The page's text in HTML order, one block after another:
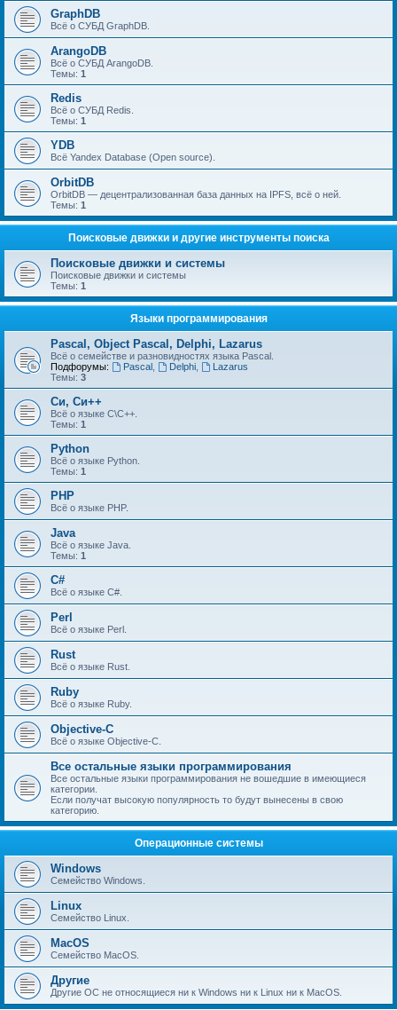
GraphDB
Всё о СУБД GraphDB.
ArangoDB
Всё о СУБД ArangoDB.
Темы: 1
Redis
Всё о СУБД Redis.
Темы: 1
YDB
Всё Yandex Database (Open source).
OrbitDB
OrbitDB — децентрализованная база данных на IPFS, всё о ней.
Темы: 1
Поисковые движки и другие инструменты поиска
Поисковые движки и системы
Поисковые движки и системы
Темы: 1
Языки программирования
Pascal, Object Pascal, Delphi, Lazarus
Всё о семействе и разновидностях языка Pascal.
Подфорумы:
Pascal, Delphi,
Lazarus
Темы: 3
Си, Си++
Всё о языке С\С++.
Темы: 1
Python
Всё о языке Python.
Темы: 1
PHP
Всё о языке PHP.
Java
Всё о языке Java.
Темы: 1
C#
Всё о языке C#.
Perl
Всё о языке Perl.
Rust
Всё о языке Rust.
Ruby
Всё о языке Ruby.
Objective-C
Всё о языке Objective-C.
Все остальные языки программирования
Все остальные языки программирования не вошедшие в имеющиеся
категории.
Если получат высокую популярность то будут вынесены в свою
категорию.
Операционные системы
Windows
Семейство Windows.
Linux
Семейство Linux.
MacOS
Семейство MacOS.
Другие
Другие ОС не относящиеся ни к Windows ни к Linux ни к MacOS.